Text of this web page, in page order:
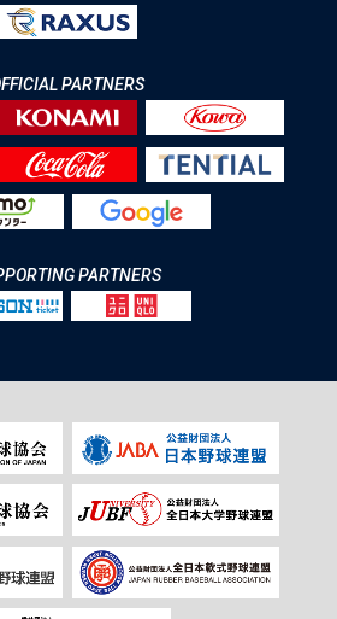
PARTNERS
PARTNERS